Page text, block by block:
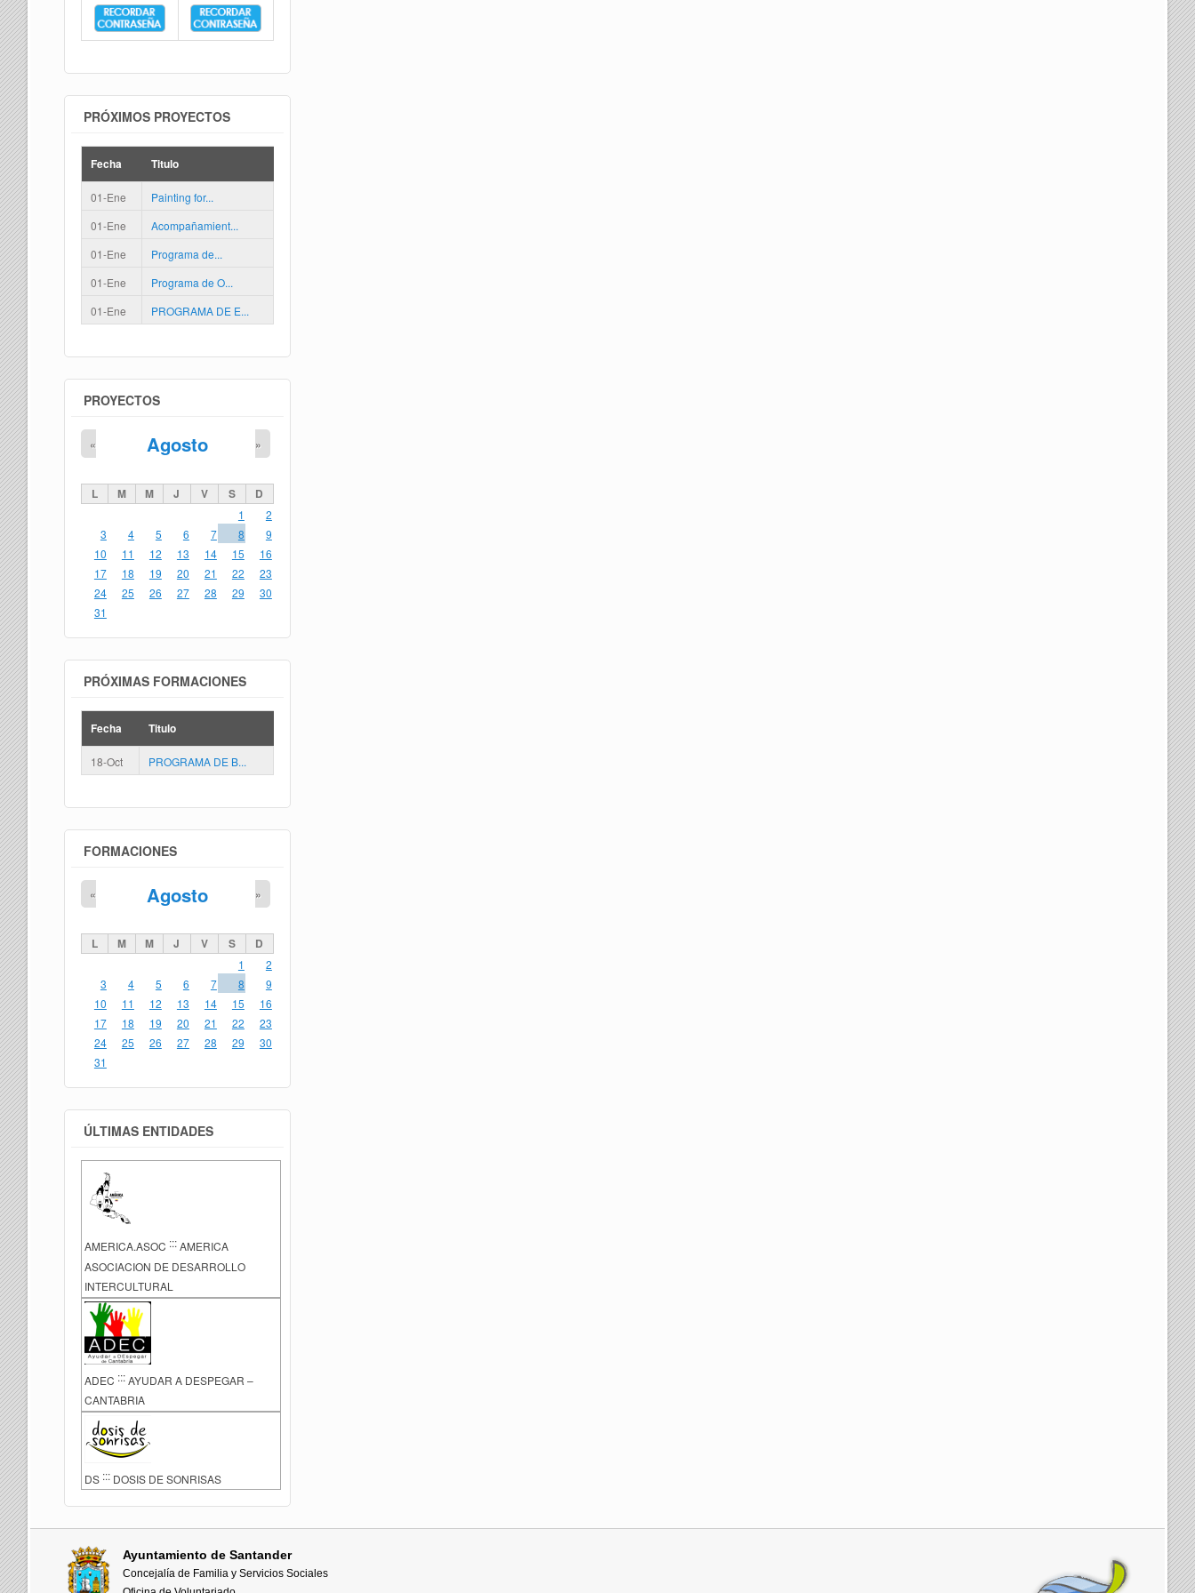
PRÓXIMOS PROYECTOS
Fecha Titulo
01-Ene
Painting for...
01-Ene
Acompañamient...
01-Ene
Programa de...
01-Ene
Programa de O...
01-Ene
PROGRAMA DE E...
PROYECTOS
Agosto
« »
L M M J V S D
1
2
3
4 5 6 7 8
9
10
11 12 13 14 15
16
17
18 19 20 21 22
23
24
25 26 27 28 29
30
31
PRÓXIMAS FORMACIONES
Fecha Titulo
18-Oct PROGRAMA DE B...
FORMACIONES
Agosto
« »
L M M J V S D
1
2
3
4 5 6 7 8
9
10
11 12 13 14 15
16
17
18 19 20 21 22
23
24
25 26 27 28 29
30
31
ÚLTIMAS ENTIDADES
AMERICA.ASOC :::AMERICA
ASOCIACION DE DESARROLLO
INTERCULTURAL
ADEC ::: AYUDAR A DESPEGAR –
CANTABRIA
DS ::: DOSIS DE SONRISAS
Ayuntamiento de Santander
Concejalía de Familia y Servicios Sociales